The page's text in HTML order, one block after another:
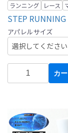
ランニング
レース
STEP
アパレルサイズ
カ